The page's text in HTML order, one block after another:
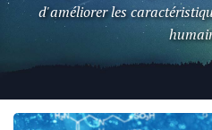
Question
d'améliorer les